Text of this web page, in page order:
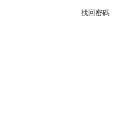
找回密碼